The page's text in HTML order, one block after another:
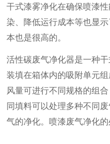
干式漆雾净化在确保喷漆
染、降低运行成本等也显
本也是很高的。
活性碳废气净化器是一种
装填在箱体内的吸附单元
风量可进行不同规格的组
同填料可以处理多种不同
气的净化。喷漆废气净化的